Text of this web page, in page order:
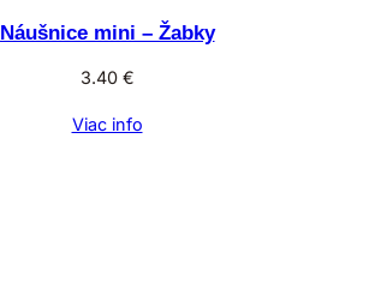
Náušnice mini – Žabky
3.40 €
Viac info